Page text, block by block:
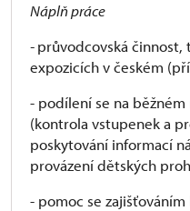
Náplň práce
-průvodcovská činnost,
expozicích v českém
- podílení se na
(kontrola vstupenek a
poskytování informací
provázení dětských
- pomoc se